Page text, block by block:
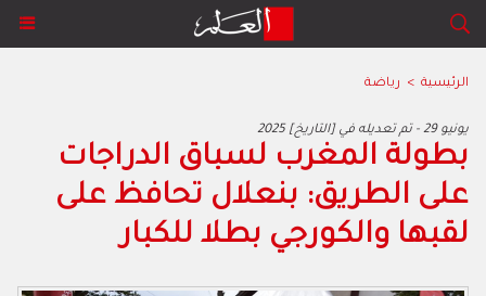
الرئيسية > رياضة
2025 يونيو 29 - تم تعديله في [التاريخ]
بطولة المغرب لسباق الدراجات
على الطريق: بنعلال تحافظ على
لقبها والكورجي بطلا للكبار